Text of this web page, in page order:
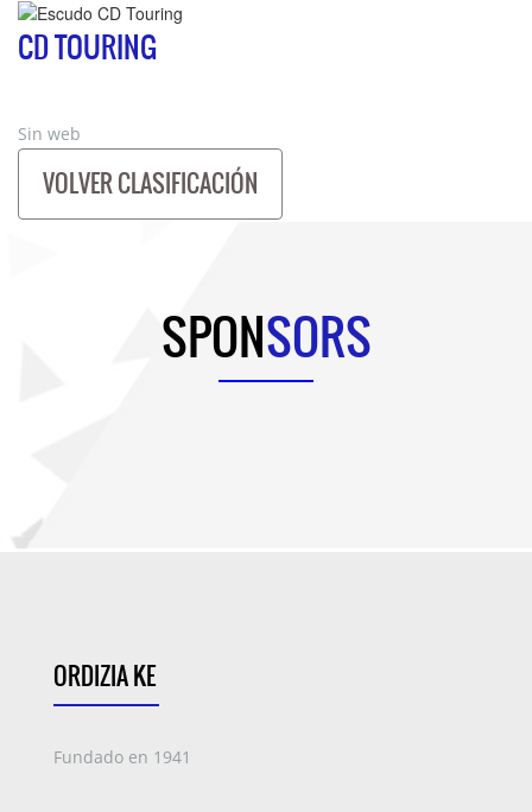
CD TOURING
Sin web
VOLVER CLASIFICACIÓN
SPONSORS
ORDIZIA KE
Fundado en 1941